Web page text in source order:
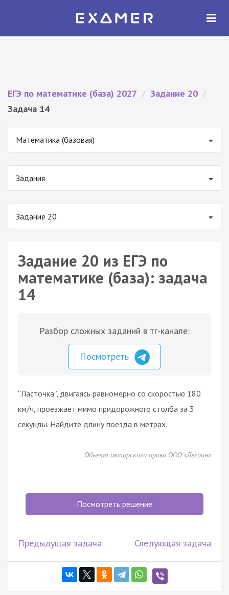
Экзамер — ЕГЭ 2027
ОТКРЫТЬ
ЕГЭ по математике (база) 2027 / Задание 20 /
Задача 14
Математика (базовая)
Задания
Задание 20
Задание 20 из ЕГЭ по
математике (база): задача
14
Разбор сложных заданий в тг-канале:
Посмотреть
“Ласточка”, двигаясь равномерно со скоростью 180
км/ч, проезжает мимо придорожного столба за 3
секунды. Найдите длину поезда в метрах.
Объект авторского права ООО «Легион»
Посмотреть решение
Предыдущая задача Следующая задача